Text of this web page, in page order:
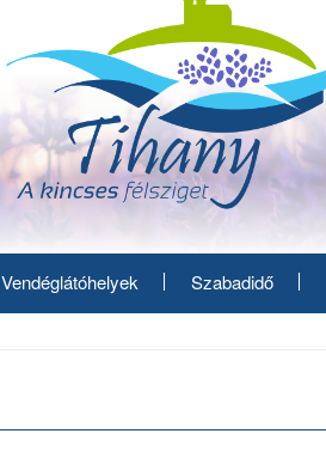
Vendéglátóhelyek Szabadidő